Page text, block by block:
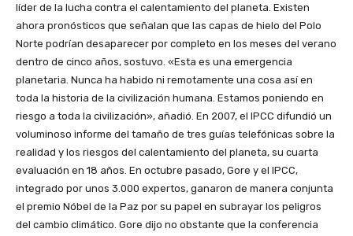
líder de la lucha contra el calentamiento del planeta. Existen
ahora pronósticos que señalan que las capas de hielo del Polo
Norte podrían desaparecer por completo en los meses del verano
dentro de cinco años, sostuvo. «Esta es una emergencia
planetaria. Nunca ha habido ni remotamente una cosa así en
toda la historia de la civilización humana. Estamos poniendo en
riesgo a toda la civilización», añadió. En 2007, el IPCC difundió un
voluminoso informe del tamaño de tres guías telefónicas sobre la
realidad y los riesgos del calentamiento del planeta, su cuarta
evaluación en 18 años. En octubre pasado, Gore y el IPCC,
integrado por unos 3.000 expertos, ganaron de manera conjunta
el premio Nóbel de la Paz por su papel en subrayar los peligros
del cambio climático. Gore dijo no obstante que la conferencia